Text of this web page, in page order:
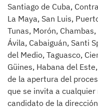
Santiago de Cuba,
La Maya, San Luis,
Tunas, Morón,
Ávila, Cabaiguán, Santi
del Medio, Taguasco,
Güines, Habana del
de la apertura del
que se invita a
candidato de la